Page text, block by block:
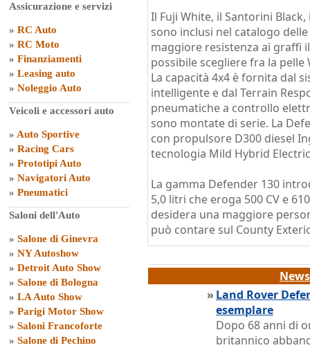
Assicurazione e servizi
» RC Auto
» RC Moto
» Finanziamenti
» Leasing auto
» Noleggio Auto
Veicoli e accessori auto
» Auto Sportive
» Racing Cars
» Prototipi Auto
» Navigatori Auto
» Pneumatici
Saloni dell'Auto
» Salone di Ginevra
» NY Autoshow
» Detroit Auto Show
» Salone di Bologna
» LA Auto Show
» Parigi Motor Show
» Saloni Francoforte
» Salone di Pechino
Il Fuji White, il Santorini
sono inclusi nel catalogo
maggiore resistenza ai graffi
possibile scegliere fra la
La capacità 4x4 è fornita dal
intelligente e dal Terrain
pneumatiche a controllo
sono montate di serie. La
con propulsore D300 diesel
tecnologia Mild Hybrid
La gamma Defender 130
5,0 litri che eroga 500 CV e
desidera una maggiore
può contare sul County
» Land Rover
esemplare
Dopo 68 anni di
britannico